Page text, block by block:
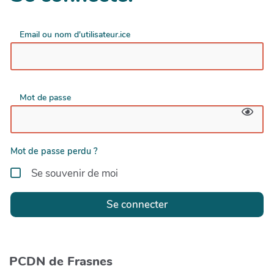
Email ou nom d'utilisateur.ice
Mot de passe
Mot de passe perdu ?
Se souvenir de moi
Se connecter
PCDN de Frasnes